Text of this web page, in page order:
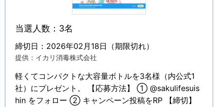
当選人数：3名
締切日：2026年02月18日（期限切れ）
提供：イカリ消毒株式会社
軽くてコンパクトな大容量ボトルを3名様（内公式1
社）にプレゼント。 【応募方法】 ① @sakulifesuis
hin をフォロー ② キャンペーン投稿をRP 【締切】